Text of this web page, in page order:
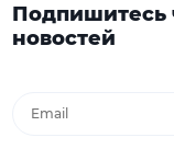
Подпишитесь
новостей